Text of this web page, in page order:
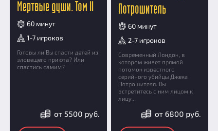
Мертвые души. Том II
60 минут
1-7 игроков
Готовы ли Вы спасти детей из
зловещего приюта? Или
спастись самим?
от 5500 руб.
Потрошитель
60 минут
2-7 игроков
Современный Лондон, в
котором живет прямой
потомок известного
серийного убийцы Джека
Потрошителя. Вы
встретитесь с ним лицом к
лицу...
от 6800 руб.